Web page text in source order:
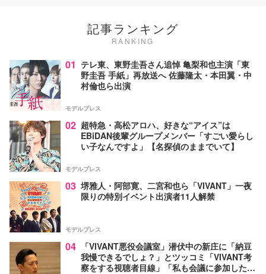
記事ランキング
RANKING
01 テレ東、東野圭吾さん追悼 亀梨和也主演「東
野圭吾 手紙」再放送へ 佐藤隆太・本田翼・中
村倫也ら出演
モデルプレス
02 超特急・高松アロハ、好きな“アイス”は
EBiDAN後輩グループメンバー「すごい愛らし
い子なんですよ」【名探偵のままでいて】
モデルプレス
03 堺雅人・阿部寛、二宮和也ら「VIVANT」一夜
限りの特別イベント出演者11人解禁
モデルプレス
04
「VIVANT悪役会議室」潜伏中の新庄に「納豆
我慢できるでしょ？」とツッコミ「VIVANT考
察をする視聴者目線」「私も会議に参加した